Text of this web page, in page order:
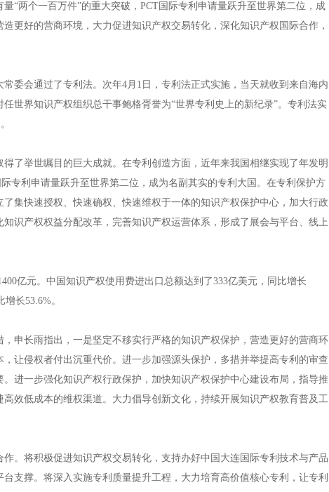
“两个一百万件”的重大突破，PCT国际专利申请量跃升至世界第二位，成
更好的营商环境，大力促进知识产权交易转化，深化知识产权国际合作，
会通过了专利法。次年4月1日，专利法正式实施，当天就收到来自海内
世界知识产权组织总干事鲍格胥誉为“世界专利史上的新纪录”。专利法实
举世瞩目的巨大成就。在专利创造方面，近年来我国相继实现了年发明
专利申请量跃升至世界第二位，成为名副其实的专利大国。在专利保护方
集快速授权、快速确权、快速维权于一体的知识产权保护中心，加大行政
识产权权益分配改革，完善知识产权运营体系，形成了展会与平台、线上
亿元。中国知识产权使用费进出口总额达到了333亿美元，同比增长
长53.6%。
长雨指出，一是坚定不移实行严格的知识产权保护，营造更好的营商环
让侵权者付出沉重代价。进一步加强源头保护，多措并举提高专利的审查
进一步强化知识产权行政保护，加快知识产权保护中心建设布局，指导推
效低成本的维权渠道。大力倡导创新文化，持续开展知识产权教育普及工
将积极促进知识产权交易转化，支持办好中国大连国际专利技术与产品
支撑。将深入实施专利质量提升工程，大力培育高价值核心专利，让专利